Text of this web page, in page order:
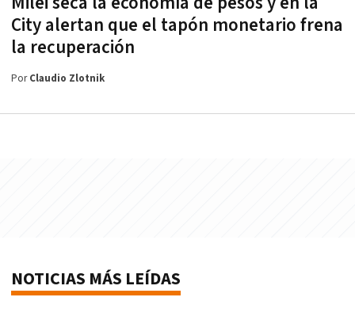
City alertan que el tapón monetario frena
la recuperación
PorClaudio Zlotnik
NOTICIAS MÁS LEÍDAS